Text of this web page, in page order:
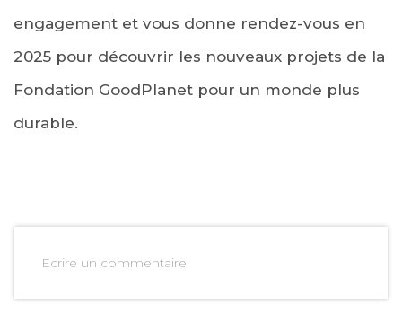
engagement et vous donne rendez-vous en
2025 pour découvrir les nouveaux projets de la
Fondation GoodPlanet pour un monde plus
durable.
Ecrire un commentaire